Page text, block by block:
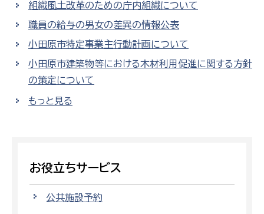
組織風土改革のための庁内組織について
職員の給与の男女の差異の情報公表
小田原市特定事業主行動計画について
小田原市建築物等における木材利用促進に関する方針
の策定について
もっと見る
お役立ちサービス
公共施設予約